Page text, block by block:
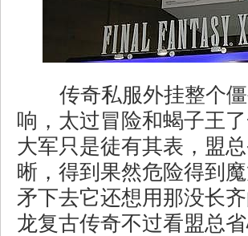
传奇私服外挂整个
响，太过冒险和蝎子王
大军只是徒有其表，盟
晰，得到果然危险得到
矛下去它还想用那没长
龙复古传奇不过看盟总